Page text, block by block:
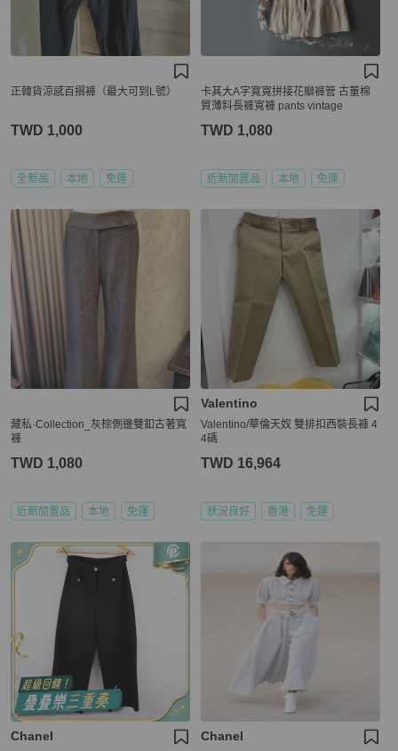
正韓貨涼感百摺褲（最大可到L號）
TWD 1,000
全新品 本地 免運
卡其大A字寬寬拼接花瓣褲管 古董棉
質薄料長褲寬褲 pants vintage
TWD 1,080
近新閒置品 本地 免運
藏私·Collection_灰棕側邊雙釦古著寬
褲
TWD 1,080
近新閒置品 本地 免運
Valentino
Valentino/華倫天奴 雙排扣西裝長褲 4
4碼
TWD 16,964
狀況良好 香港 免運
Chanel Chanel